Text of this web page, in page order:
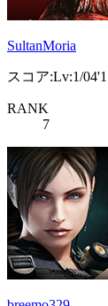
SultanMoria
スコア:Lv:1/
RANK
7